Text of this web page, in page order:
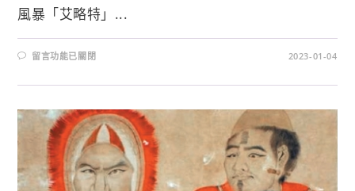
風暴「艾略特」...
留言功能已關閉 2023-01-04